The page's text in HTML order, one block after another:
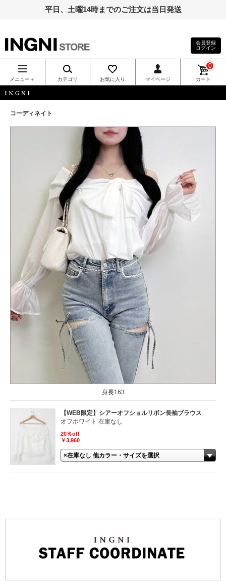
平日、土曜14時までのご注文は当日発送
INGNI（イン
グ）公式通
販｜INGNI
STORE
会員登録
ログイン
メニュー＋ カテゴリ お気に入り マイページ カート
0
コーディネイト
身長163
【WEB限定】シアーオフショルリボン長袖ブラウス
オフホワイト 在庫なし
20％off
￥3,960